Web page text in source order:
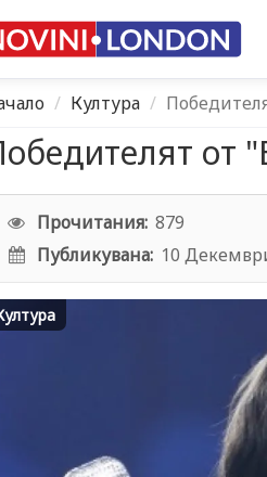
Култура
от
Прочитания: 879
Публикувана: 10